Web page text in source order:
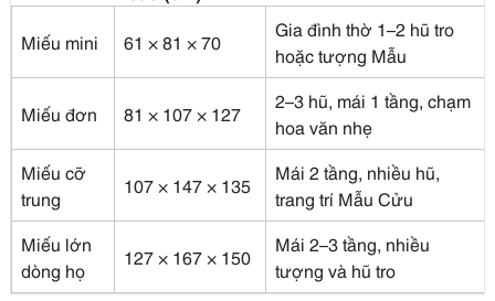
Miếu mini 61 × 81 × 70
Gia đình thờ 1–2 hũ tro
hoặc tượng Mẫu
Miếu đơn 81 × 107 × 127
2–3 hũ, mái 1 tầng, chạm
hoa văn nhẹ
Miếu cỡ
trung
107 × 147 × 135
Mái 2 tầng, nhiều hũ,
trang trí Mẫu Cửu
Miếu lớn
dòng họ
127 × 167 × 150
Mái 2–3 tầng, nhiều
tượng và hũ tro